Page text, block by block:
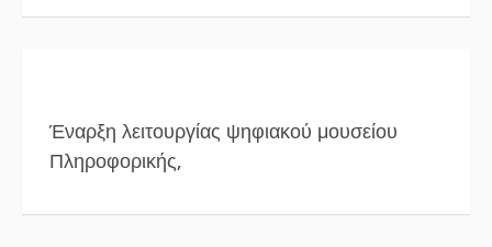
Έναρξη λειτουργίας ψηφιακού μουσείου
Πληροφορικής,